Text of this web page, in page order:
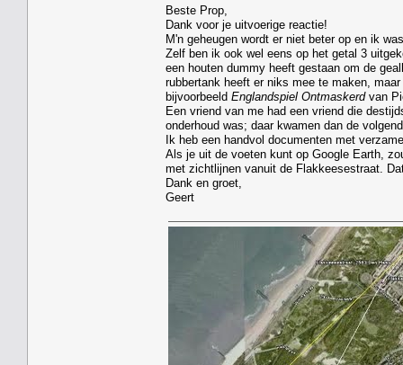
Beste Prop,
Dank voor je uitvoerige reactie!
M'n geheugen wordt er niet beter op en ik
Zelf ben ik ook wel eens op het getal 3
een houten dummy heeft gestaan om de
rubbertank heeft er niks mee te maken,
bijvoorbeeld Englandspiel Ontmaskerdvan
Een vriend van me had een vriend die
onderhoud was; daar kwamen dan de
Ik heb een handvol documenten met
Als je uit de voeten kunt op Google Earth,
met zichtlijnen vanuit de Flakkeesestraat.
Dank en groet,
Geert